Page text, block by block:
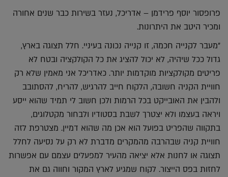
פרופסור יוסף פרידמן – אדריכל, נעזר בשירות כבר שנים אחורה
ומכיר היטב את היתרונות.
"מעבר לקנייה חכמה, זו קנייה נכונה בעיניי. חלל תצוגה בארץ,
גדול ככל שיהיה, לא יכול להציג את כל הקולקציה ובטח לא
פריטים מקולקציות מוקדמות יותר. כאדריכל אני מאמין שלא רק
חוויית הקניה חשובה, הלקוח חייב להרגיש, להריח, להסתובב
ולהבין את האובייקט בכל הרמות ולכן חשוב לי תמיד שהוא ייסע
ויראה בעצמו ולא יצטרך לשבת בסטודיו ולבחור מקטלוגים,
בתקווה שהפריט בפועל הוא אכן מה שהוא דמיין. מצטרפת לזה
חוויית קניה שבהרבה מהמקרים מדברת לא רק על נסיעה לחלל
תצוגה או לחנות אלא יציאה מהעיר למפעלים עצמם עם אפשרות
לחזות בפס הייצור. לקוח שמגיע לארץ המקור וחווה גם את